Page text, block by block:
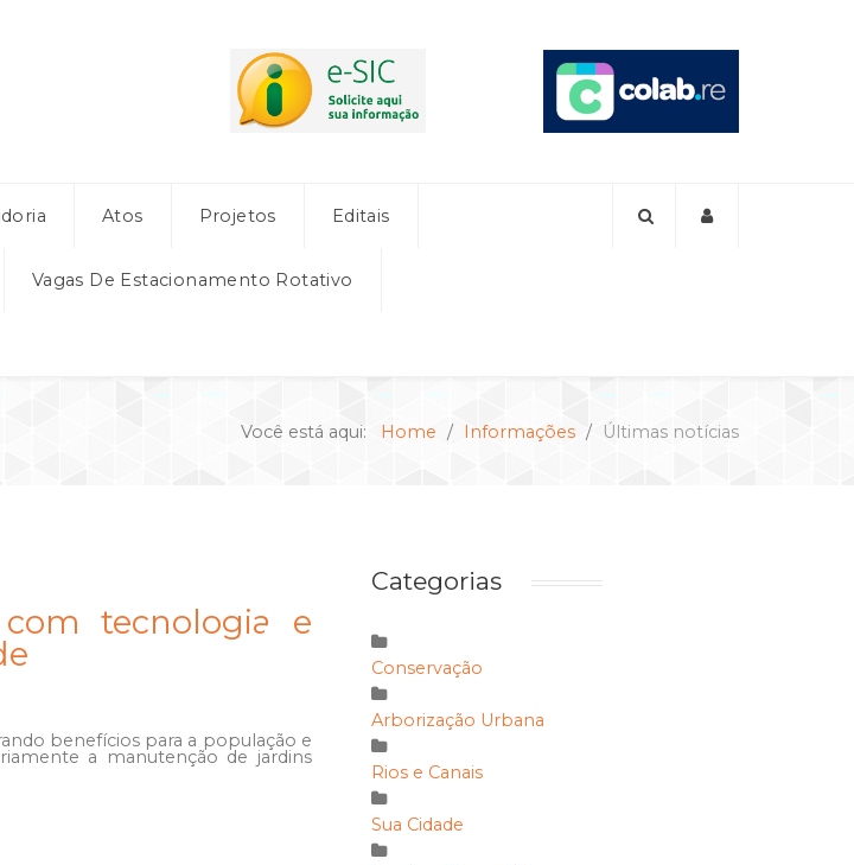
Atos Projetos Editais
Vagas De Estacionamento Rotativo
Você está aqui: Home Informações Últimas notícias
tecnologia e
benefícios para a população e
a manutenção de jardins
Categorias
Conservação
Arborização Urbana
Rios e Canais
Sua Cidade